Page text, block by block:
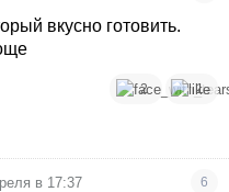
вкусно готовить.
2 1
в 17:37 6